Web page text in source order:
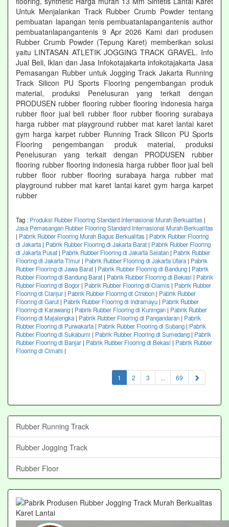
Untuk Menjalankan Track Rubber Crumb Powder tentang
pembuatan lapangan tenis pembuatanlapangantenis author
pembuatanlapangantenis 9 Apr 2026 Kami dari produsen
Rubber Crumb Powder (Tepung Karet) memberikan solusi
yaitu LINTASAN ATLETIK JOGGING TRACK GRAVEL. Info
Jual Beli, Iklan dan Jasa Infokotajakarta infokotajakarta Jasa
Pemasangan Rubber untuk Jogging Track Jakarta Running
Track Silicon PU Sports Flooring pengembangan produk
material, produksi Penelusuran yang terkait dengan
PRODUSEN rubber flooring rubber flooring indonesia harga
rubber floor jual beli rubber floor rubber flooring surabaya
harga rubber mat playground rubber mat karet lantai karet
gym harga karpet rubber Running Track Silicon PU Sports
Flooring pengembangan produk material, produksi
Penelusuran yang terkait dengan PRODUSEN rubber
flooring rubber flooring indonesia harga rubber floor jual beli
rubber floor rubber flooring surabaya harga rubber mat
playground rubber mat karet lantai karet gym harga karpet
rubber
Tag : Produksi Rubber Flooring Standard Internasional Murah Berkualitas |
Jasa Pemasangan Rubber Flooring Standard Internasional Murah Berkualitas
| Pabrik Rubber Flooring Murah Bagus Berkualitas | Pabrik Rubber Flooring
di Jakarta| Pabrik Rubber Flooring di Jakarta Barat | Pabrik Rubber Flooring
di Jakarta Pusat | Pabrik Rubber Flooring di Jakarta Selatan | Pabrik Rubber
Flooring di Jakarta Timur | Pabrik Rubber Flooring di Jakarta Utara| Pabrik
Rubber Flooring di Jawa Barat | Pabrik Rubber Flooring di Bandung | Pabrik
Rubber Flooring di Bandung Barat | Pabrik Rubber Flooring di Bekasi | Pabrik
Rubber Flooring di Bogor | Pabrik Rubber Flooring di Ciamis | Pabrik Rubber
Flooring di Cianjur | Pabrik Rubber Flooring di Cirebon | Pabrik Rubber
Flooring di Garut | Pabrik Rubber Flooring di Indramayu | Pabrik Rubber
Flooring di Karawang | Pabrik Rubber Flooring di Kuningan | Pabrik Rubber
Flooring di Majalengka| Pabrik Rubber Flooring di Pangandaran | Pabrik
Rubber Flooring di Purwakarta| Pabrik Rubber Flooring di Subang | Pabrik
Rubber Flooring di Sukabumi | Pabrik Rubber Flooring di Sumedang | Pabrik
Rubber Flooring di Banjar | Pabrik Rubber Flooring di Bekasi | Pabrik Rubber
Flooring di Cimahi |
1 (current)
2 3 ... 69
Rubber Running Track
Rubber Jogging Track
Rubber Floor